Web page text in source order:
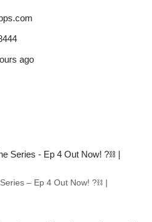
ago
– Ep 4 Out Now! ?⛓ |